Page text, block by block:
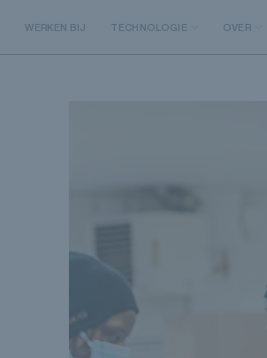
WERKEN BIJ TECHNOLOGIE OVER